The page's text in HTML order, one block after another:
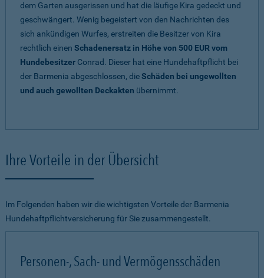
dem Garten ausgerissen und hat die läufige Kira gedeckt und
geschwängert. Wenig begeistert von den Nachrichten des
sich ankündigen Wurfes, erstreiten die Besitzer von Kira
rechtlich einen Schadenersatz in Höhe von 500 EUR vom
Hundebesitzer Conrad. Dieser hat eine Hundehaftpflicht bei
der Barmenia abgeschlossen, dieSchäden bei ungewollten
und auch gewollten Deckakten übernimmt.
Ihre Vorteile in der Übersicht
Im Folgenden haben wir die wichtigsten Vorteile der Barmenia
Hundehaftpflichtversicherung für Sie zusammengestellt.
Personen-, Sach- und Vermögensschäden